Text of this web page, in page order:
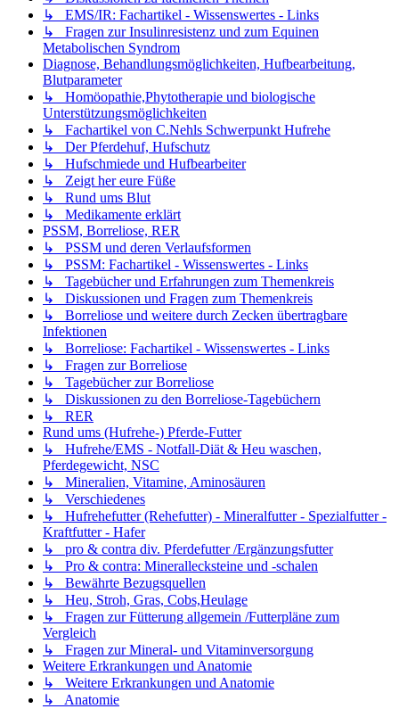
↳ EMS/IR: Fachartikel - Wissenswertes - Links
↳ Fragen zur Insulinresistenz und zum Equinen
Metabolischen Syndrom
Diagnose, Behandlungsmöglichkeiten, Hufbearbeitung,
Blutparameter
↳ Homöopathie,Phytotherapie und biologische
Unterstützungsmöglichkeiten
↳ Fachartikel von C.Nehls Schwerpunkt Hufrehe
↳ Der Pferdehuf, Hufschutz
↳ Hufschmiede und Hufbearbeiter
↳ Zeigt her eure Füße
↳ Rund ums Blut
↳ Medikamente erklärt
PSSM, Borreliose, RER
↳ PSSM und deren Verlaufsformen
↳ PSSM: Fachartikel - Wissenswertes - Links
↳ Tagebücher und Erfahrungen zum Themenkreis
↳ Diskussionen und Fragen zum Themenkreis
↳ Borreliose und weitere durch Zecken übertragbare
Infektionen
↳ Borreliose: Fachartikel - Wissenswertes - Links
↳ Fragen zur Borreliose
↳ Tagebücher zur Borreliose
↳ Diskussionen zu den Borreliose-Tagebüchern
↳ RER
Rund ums (Hufrehe-) Pferde-Futter
↳ Hufrehe/EMS - Notfall-Diät & Heu waschen,
Pferdegewicht, NSC
↳ Mineralien, Vitamine, Aminosäuren
↳ Verschiedenes
↳ Hufrehefutter (Rehefutter) - Mineralfutter - Spezialfutter -
Kraftfutter - Hafer
↳ pro & contra div. Pferdefutter /Ergänzungsfutter
↳ Pro & contra: Minerallecksteine und -schalen
↳ Bewährte Bezugsquellen
↳ Heu, Stroh, Gras, Cobs,Heulage
↳ Fragen zur Fütterung allgemein /Futterpläne zum
Vergleich
↳ Fragen zur Mineral- und Vitaminversorgung
Weitere Erkrankungen und Anatomie
↳ Weitere Erkrankungen und Anatomie
↳ Anatomie